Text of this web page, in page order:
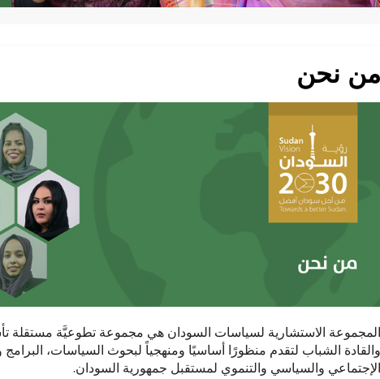
من نحن
والقادة الشباب لتقدم منظورًا أساسيًا ومنهجياً لبحوث السياسات،
الإجتماعي والسياسي والتنموي لمستقبل جمهورية السودان.